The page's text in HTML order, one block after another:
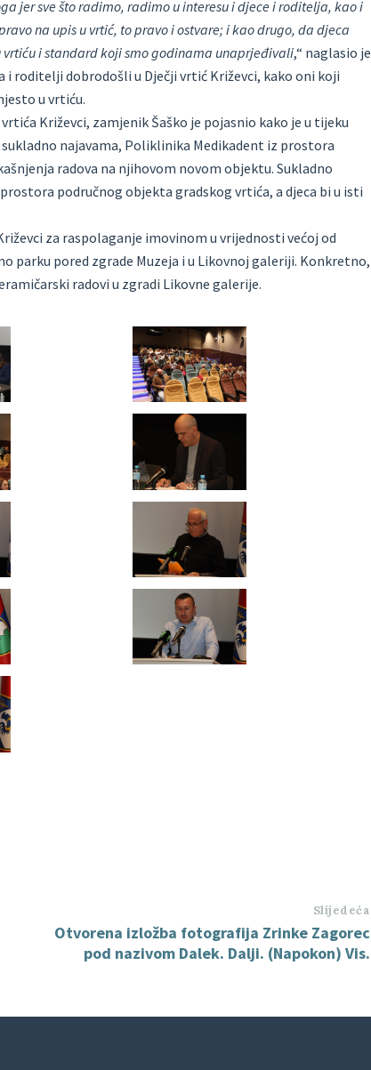
jer sve što radimo, radimo u interesu i djece i roditelja, kao i
na upis u vrtić, to pravo i ostvare; i kao drugo, da djeca
i standard koji smo godinama unaprjeđivali,“ naglasio je
roditelji dobrodošli u Dječji vrtić Križevci, kako oni koji
u vrtiću.
Križevci, zamjenik Šaško je pojasnio kako je u tijeku
najavama, Poliklinika Medikadent iz prostora
radova na njihovom novom objektu. Sukladno
područnog objekta gradskog vrtića, a djeca bi u isti
za raspolaganje imovinom u vrijednosti većoj od
parku pored zgrade Muzeja i u Likovnoj galeriji. Konkretno,
radovi u zgradi Likovne galerije.
Slijedeća
Otvorena izložba fotografija Zrinke Zagorec
pod nazivom Dalek. Dalji. (Napokon) Vis.